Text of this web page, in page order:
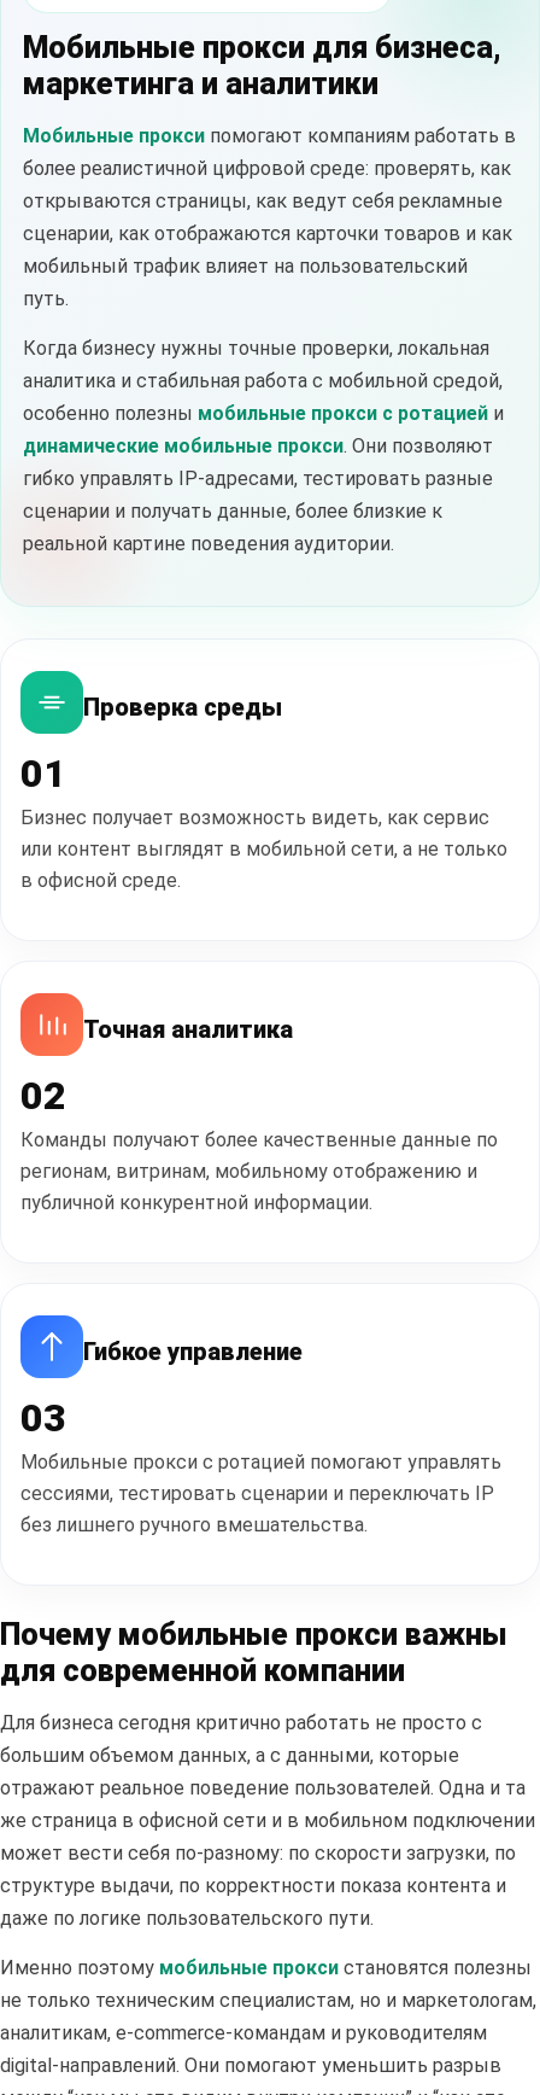
Мобильные прокси для бизнеса,
маркетинга и аналитики
Мобильные прокси помогают компаниям работать в
более реалистичной цифровой среде: проверять, как
открываются страницы, как ведут себя рекламные
сценарии, как отображаются карточки товаров и как
мобильный трафик влияет на пользовательский
путь.
Когда бизнесу нужны точные проверки, локальная
аналитика и стабильная работа с мобильной средой,
особенно полезны мобильные прокси с ротацией и
динамические мобильные прокси. Они позволяют
гибко управлять IP-адресами, тестировать разные
сценарии и получать данные, более близкие к
реальной картине поведения аудитории.
Проверка среды
01
Бизнес получает возможность видеть, как сервис
или контент выглядят в мобильной сети, а не только
в офисной среде.
Точная аналитика
02
Команды получают более качественные данные по
регионам, витринам, мобильному отображению и
публичной конкурентной информации.
Гибкое управление
03
Мобильные прокси с ротацией помогают управлять
сессиями, тестировать сценарии и переключать IP
без лишнего ручного вмешательства.
Почему мобильные прокси важны
для современной компании
Для бизнеса сегодня критично работать не просто с
большим объемом данных, а с данными, которые
отражают реальное поведение пользователей. Одна и та
же страница в офисной сети и в мобильном подключении
может вести себя по-разному: по скорости загрузки, по
структуре выдачи, по корректности показа контента и
даже по логике пользовательского пути.
Именно поэтому мобильные прокси становятся полезны
не только техническим специалистам, но и маркетологам,
аналитикам, e-commerce-командам и руководителям
digital-направлений. Они помогают уменьшить разрыв